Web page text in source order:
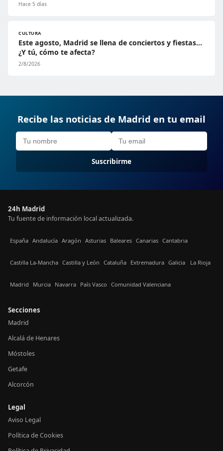
Hace 5 días
CULTURA
Este agosto, Madrid se llena de conciertos y fiestas…
¿Y tú, cómo te afecta?
2/8/2026
Recibe las noticias de Madrid en tu email
Suscribirme
24h Madrid
Tu fuente de información local actualizada.
España Andalucía Aragón Asturias Baleares Canarias Cantabria
Castilla La-Mancha Castilla y León Cataluña Extremadura Galicia La Rioja
Madrid Murcia Navarra País Vasco Comunidad Valenciana
Secciones
Madrid
Alcalá de Henares
Móstoles
Getafe
Alcorcón
Legal
Aviso Legal
Política de Cookies